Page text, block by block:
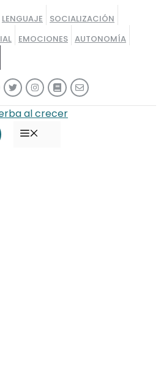
LENGUAJE
SOCIALIZACIÓN
EMOCIONES AUTONOMÍA